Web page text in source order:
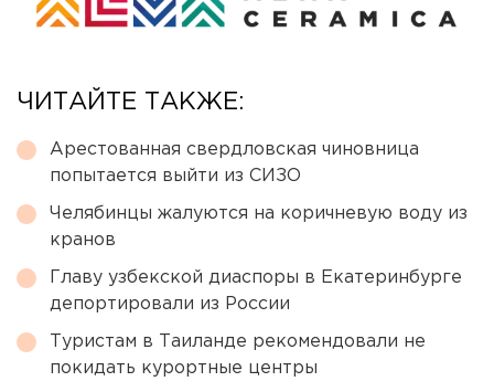
ЧИТАЙТЕ ТАКЖЕ:
Арестованная свердловская чиновница
попытается выйти из СИЗО
Челябинцы жалуются на коричневую воду из
кранов
Главу узбекской диаспоры в Екатеринбурге
депортировали из России
Туристам в Таиланде рекомендовали не
покидать курортные центры